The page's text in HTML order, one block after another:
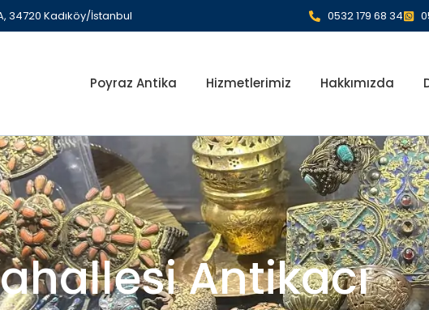
34720 Kadıköy/İstanbul 0532 179 68 34
Poyraz Antika Hizmetlerimiz Hakkımızda
Antikacı